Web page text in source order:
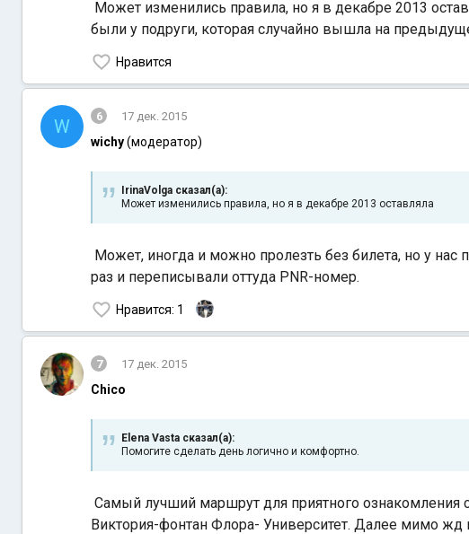
Может изменились правила, но я в декабре 2013
были у подруги, которая случайно вышла на
Нравится
W 6 17 дек. 2015
wichy(модератор)
IrinaVolga сказал(а):
Может изменились правила, но я в декабре 2013 оставляла
Может, иногда и можно пролезть без билета, но у
раз и переписывали оттуда PNR-номер.
Нравится: 1
7 17 дек. 2015
Chico
Elena Vasta сказал(а):
Помогите сделать день логично и комфортно.
Самый лучший маршрут для приятного
Виктория-фонтан Флора- Университет. Далее мимо